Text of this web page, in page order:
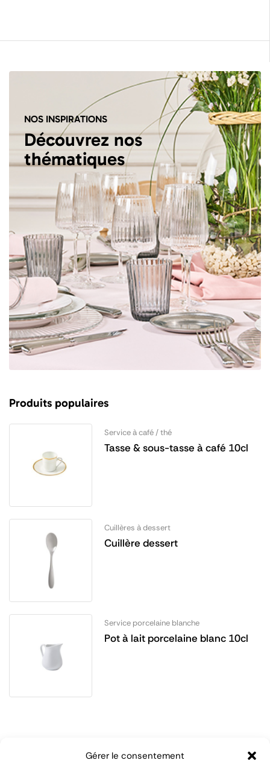
Gérer le consentement
NOS INSPIRATIONS
Découvrez nos
thématiques
Produits populaires
Service à café / thé
Tasse & sous-tasse à café 10cl
Cuillères à dessert
Cuillère dessert
Service porcelaine blanche
Pot à lait porcelaine blanc 10cl